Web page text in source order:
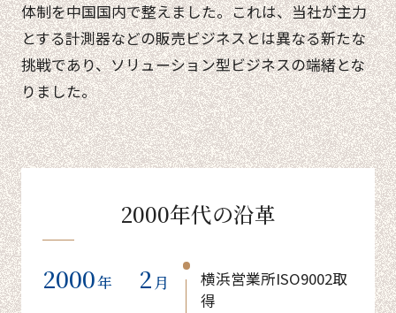
体制を中国国内で整えました。これは、当社が主力
とする計測器などの販売ビジネスとは異なる新たな
挑戦であり、ソリューション型ビジネスの端緒とな
りました。
2000年代の沿革
2000年 2 月
横浜営業所ISO9002取
得